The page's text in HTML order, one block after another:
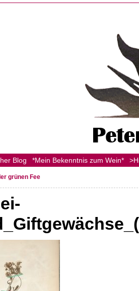
Blog *Mein Bekenntnis zum Wein*
grünen Fee